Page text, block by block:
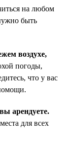
на любом
быть
воздухе,
погоды,
что у вас
арендуете.
для всех